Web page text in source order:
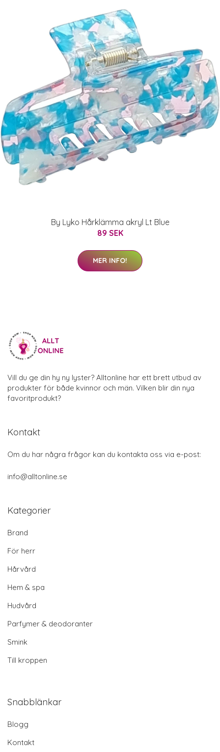
By Lyko Hårklämma akryl Lt Blue
89 SEK
MER INFO!
Vill du ge din hy ny lyster? Alltonline har ett brett utbud av
produkter för både kvinnor och män. Vilken blir din nya
favoritprodukt?
Kontakt
Om du har några frågor kan du kontakta oss via e-post:
info@alltonline.se
Kategorier
Brand
För herr
Hårvård
Hem & spa
Hudvård
Parfymer & deodoranter
Smink
Till kroppen
Snabblänkar
Blogg
Kontakt